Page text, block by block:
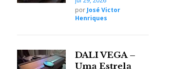
por José Victor
Henriques
DALI VEGA –
Uma Estrela